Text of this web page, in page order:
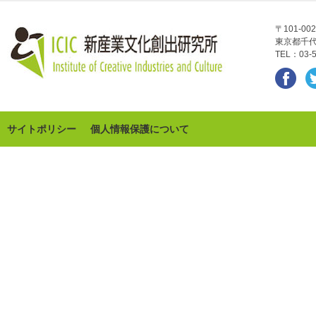
〒101-
東京都千
TEL：
サイトポリシー 個人情報保護について